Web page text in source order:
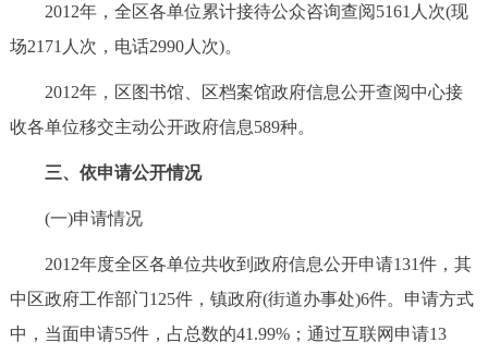
2012年，全区各单位累计接待公众咨询查阅5161人次(现
场2171人次，电话2990人次)。
2012年，区图书馆、区档案馆政府信息公开查阅中心接
收各单位移交主动公开政府信息589种。
三、依申请公开情况
(一)申请情况
2012年度全区各单位共收到政府信息公开申请131件，其
中区政府工作部门125件，镇政府(街道办事处)6件。申请方式
中，当面申请55件，占总数的41.99%；通过互联网申请13